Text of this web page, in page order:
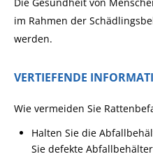
im Rahmen der
werden.
VERTIEFENDE
Wie vermeiden Sie
Halten Sie die
Sie defekte